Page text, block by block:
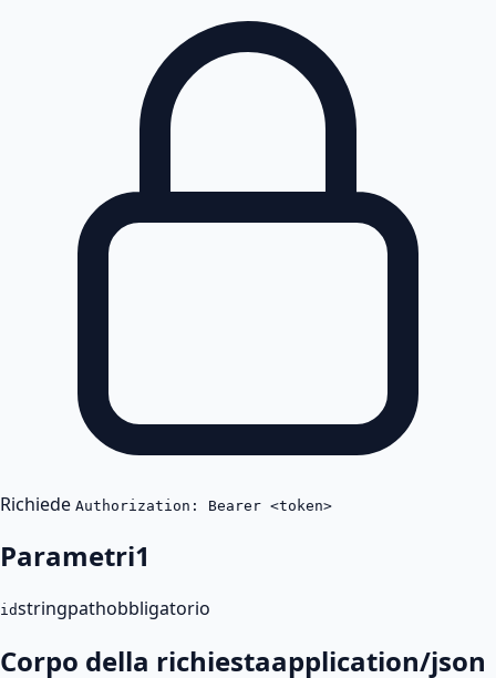
Richiede Authorization: Bearer <token>
Parametri1
idstringpathobbligatorio
Corpo della richiestaapplication/json